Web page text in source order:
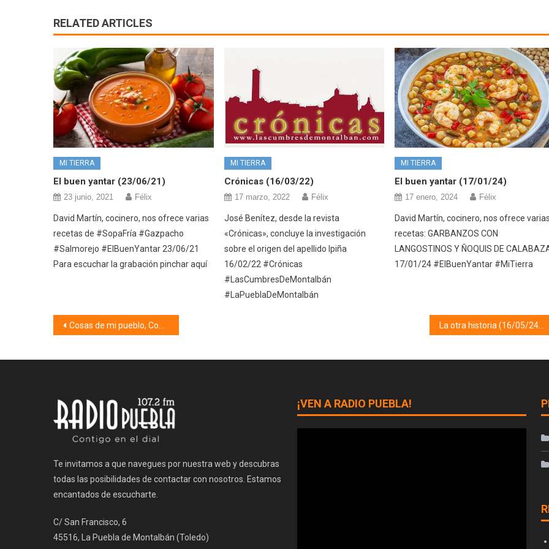
RELATED ARTICLES
MI TIERRA
El buen yantar (23/06/21)
23 junio, 2021 Félix
David Martín, cocinero, nos ofrece varias
recetas de #SopaFría #Gazpacho
#Salmorejo #ElBuenYantar 23/06/21
Para escuchar la grabación pinchar aquí
MI TIERRA
Crónicas (16/03/22)
17 marzo, 2022 Félix
José Benítez, desde la revista
«Crónicas», concluye la investigación
sobre el origen del apellido Ipiña
16/02/22 #Crónicas
#LasCumbresDeMontalbán
#LaPueblaDeMontalbán
MI TIERRA
El buen yantar (17/01/24)
17 enero, 2024 Félix
David Martín, cocinero, nos ofrece
recetas: GARBANZOS CON
LANGOSTINOS Y ÑOQUIS DE
17/01/24 #ElBuenYantar #MiTierra
Navegación
Cosas de mi pueblo, Coplillas y Apodos (14/05/24)
Te invitamos a que navegues por nuestra web y descubras
todas las posibilidades de contactar con nosotros. Estamos
encantados de escucharte.
C/ San Francisco, 6
45516, La Puebla de Montalbán (Toledo)
¡VEN A RADIO PUEBLA!